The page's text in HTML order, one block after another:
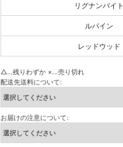
リグナンバイト
ルパイン
レッドウッド
△…残りわずか ×…売り切れ
配送先送料について:
お届けの注意について: